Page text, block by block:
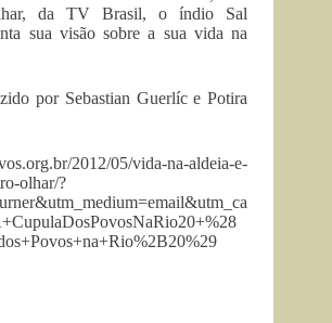
da TV Brasil, o índio Sal
sua visão sobre a sua vida na
por Sebastian Guerlíc e Potira
2012/05/vida-na-aldeia-e-
olhar/?